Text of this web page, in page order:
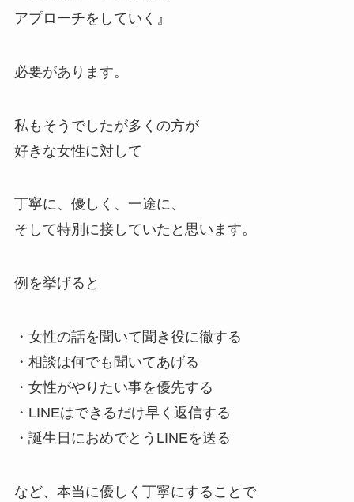
アプローチをしていく』
必要があります。
私もそうでしたが多くの方が
好きな女性に対して
丁寧に、優しく、一途に、
そして特別に接していたと思います。
例を挙げると
・女性の話を聞いて聞き役に徹する
・相談は何でも聞いてあげる
・女性がやりたい事を優先する
・LINEはできるだけ早く返信する
・誕生日におめでとうLINEを送る
など、本当に優しく丁寧にすることで